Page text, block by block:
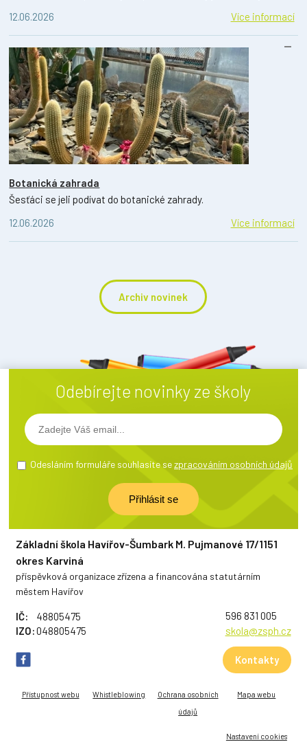
12.06.2026
Více informací
Botanická zahrada
Šesťáci se jeli podívat do botanické zahrady.
12.06.2026
Více informací
Archiv novinek
Odebírejte novinky ze školy
Odesláním formuláře souhlasíte sezpracováním osobních údajů
Základní škola Havířov-Šumbark M. Pujmanové 17/1151
okres Karviná
příspěvková organizace zřízena a financována statutárním
městem Havířov
IČ:
48805475
IZO:048805475
596 831 005
skola@zsph.cz
Kontakty
Přístupnost webu Whistleblowing
Ochrana osobních
údajů
Mapa webu
Nastavení cookies